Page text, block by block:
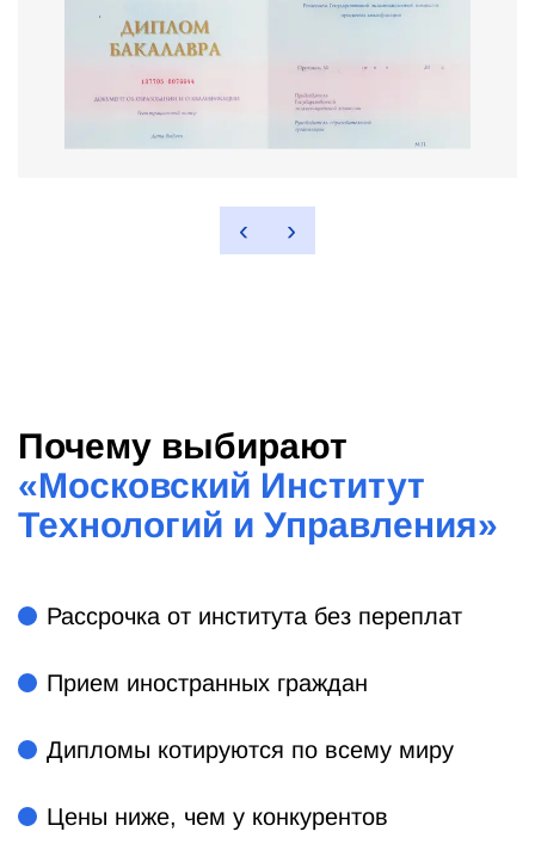
‹ ›
Почему выбирают
«Московский Институт
Технологий и Управления»
Рассрочка от института без переплат
Прием иностранных граждан
Дипломы котируются по всему миру
Цены ниже, чем у конкурентов